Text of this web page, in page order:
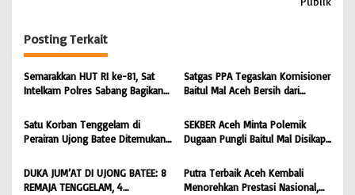
a
s
i
o
Posting Terkait
Semarakkan HUT RI ke-81, Sat
Intelkam Polres Sabang Bagikan
Masyarakat |
BONGKAR’Perkara.com
Satgas PPA Tegaskan Komisioner
Baitul Mal Aceh Bersih dari
Masyarakat Diminta Hentikan
Penyebaran Hoaks | BONGKAR
‘Perkara.com
Satu Korban Tenggelam di
Perairan Ujong Batee Ditemukan,
Pencarian Satu Korban Lain |
BONGKAR ‘Perkara.com
SEKBER Aceh Minta Polemik
Dugaan Pungli Baitul Mal Disikapi
Hukum terhadap Oknum |
BONGKAR ‘Perkara.com
DUKA JUM’AT DI UJONG BATEE: 8
REMAJA TENGGELAM, 4
Putra Terbaik Aceh Kembali
Menorehkan Prestasi Nasional,